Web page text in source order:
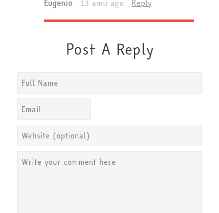
Eugenio
13 anni ago Reply
Post A Reply